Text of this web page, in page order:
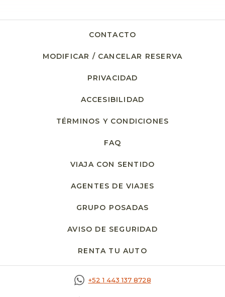
CONTACTO
MODIFICAR / CANCELAR RESERVA
PRIVACIDAD
ACCESIBILIDAD
TÉRMINOS Y CONDICIONES
FAQ
VIAJA CON SENTIDO
AGENTES DE VIAJES
GRUPO POSADAS
AVISO DE SEGURIDAD
RENTA TU AUTO
+52 1 443 137 8728